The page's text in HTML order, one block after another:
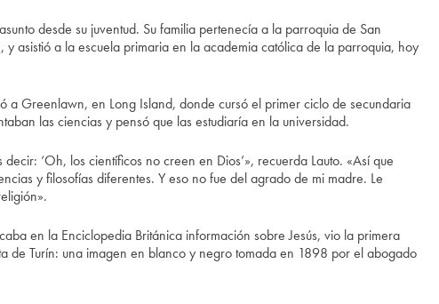
desde su juventud. Su familia pertenecía a la parroquia de San
y asistió a la escuela primaria en la academia católica de la parroquia, hoy
a Greenlawn, en Long Island, donde cursó el primer ciclo de secundaria
las ciencias y pensó que las estudiaría en la universidad.
‘Oh, los científicos no creen en Dios’», recuerda Lauto. «Así que
y filosofías diferentes. Y eso no fue del agrado de mi madre. Le
en la Enciclopedia Británica información sobre Jesús, vio la primera
de Turín: una imagen en blanco y negro tomada en 1898 por el abogado